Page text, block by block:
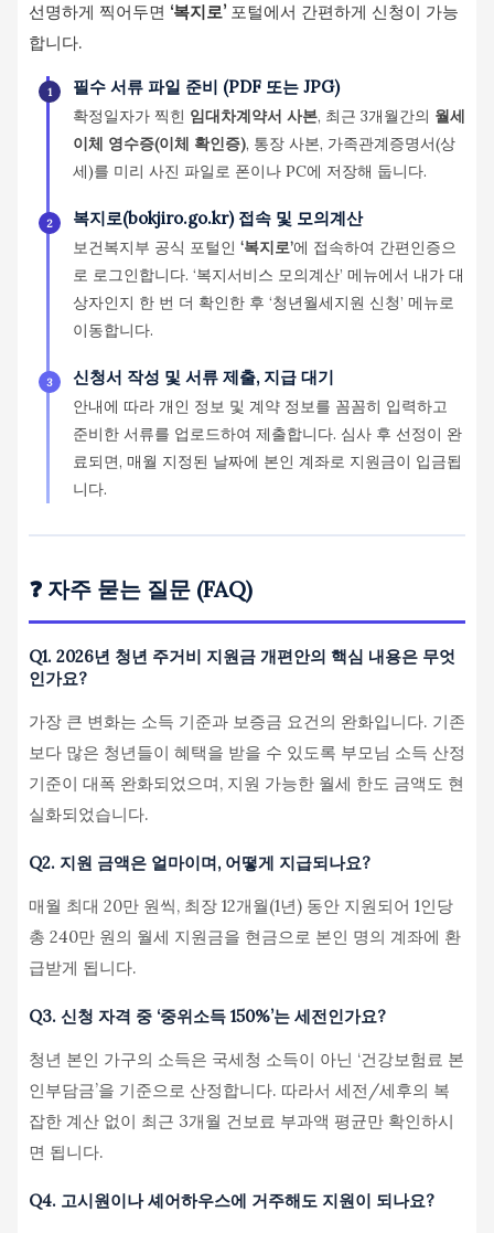
선명하게 찍어두면 ‘복지로’포털에서 간편하게 신청이 가능
합니다.
1 필수 서류 파일 준비 (PDF 또는 JPG)
확정일자가 찍힌 임대차계약서 사본, 최근 3개월간의 월세
이체 영수증(이체 확인증), 통장 사본, 가족관계증명서(상
세)를 미리 사진 파일로 폰이나 PC에 저장해 둡니다.
2 복지로(bokjiro.go.kr) 접속 및 모의계산
보건복지부 공식 포털인 ‘복지로’에 접속하여 간편인증으
로 로그인합니다. ‘복지서비스 모의계산’ 메뉴에서 내가 대
상자인지 한 번 더 확인한 후 ‘청년월세지원 신청’ 메뉴로
이동합니다.
3 신청서 작성 및 서류 제출, 지급 대기
안내에 따라 개인 정보 및 계약 정보를 꼼꼼히 입력하고
준비한 서류를 업로드하여 제출합니다. 심사 후 선정이 완
료되면, 매월 지정된 날짜에 본인 계좌로 지원금이 입금됩
니다.
❓ 자주 묻는 질문 (FAQ)
Q1. 2026년 청년 주거비 지원금 개편안의 핵심 내용은 무엇
인가요?
가장 큰 변화는 소득 기준과 보증금 요건의 완화입니다. 기존
보다 많은 청년들이 혜택을 받을 수 있도록 부모님 소득 산정
기준이 대폭 완화되었으며, 지원 가능한 월세 한도 금액도 현
실화되었습니다.
Q2. 지원 금액은 얼마이며, 어떻게 지급되나요?
매월 최대 20만 원씩, 최장 12개월(1년) 동안 지원되어 1인당
총 240만 원의 월세 지원금을 현금으로 본인 명의 계좌에 환
급받게 됩니다.
Q3. 신청 자격 중 ‘중위소득 150%’는 세전인가요?
청년 본인 가구의 소득은 국세청 소득이 아닌 ‘건강보험료 본
인부담금’을 기준으로 산정합니다. 따라서 세전/세후의 복
잡한 계산 없이 최근 3개월 건보료 부과액 평균만 확인하시
면 됩니다.
Q4. 고시원이나 셰어하우스에 거주해도 지원이 되나요?